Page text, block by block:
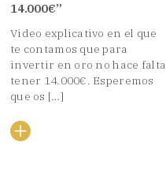
14.000€”
Video explicativo en el que
te contamos que para
invertir en oro no hace falta
tener 14.000€. Esperemos
que os […]